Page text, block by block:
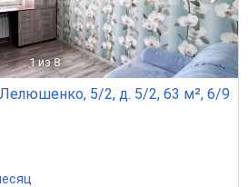
1 из 8
5/2, д. 5/2, 63 м², 6/9